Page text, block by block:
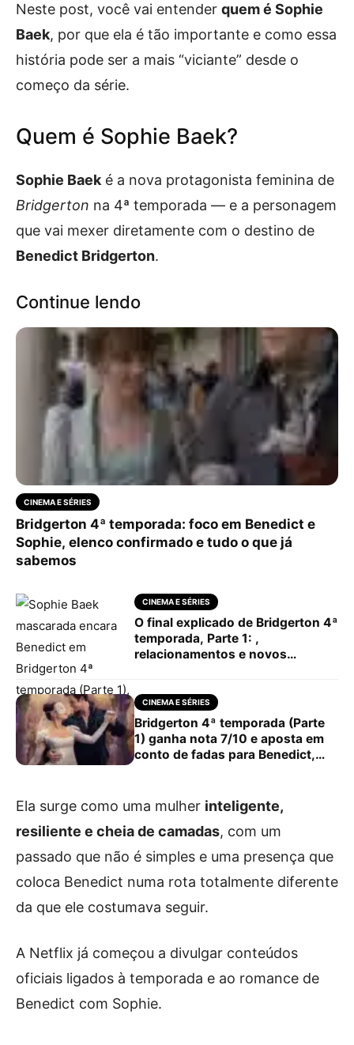
Neste post, você vai entender quem é Sophie
Baek, por que ela é tão importante e como essa
história pode ser a mais “viciante” desde o
começo da série.
Quem é Sophie Baek?
Sophie Baek é a nova protagonista feminina de
Bridgerton na 4ª temporada — e a personagem
que vai mexer diretamente com o destino de
Benedict Bridgerton.
Continue lendo
CINEMA E SÉRIES
Bridgerton 4ª temporada: foco em Benedict e
Sophie, elenco confirmado e tudo o que já
sabemos
CINEMA E SÉRIES
O final explicado de Bridgerton 4ª
temporada, Parte 1: ,
relacionamentos e novos
CINEMA E SÉRIES
Bridgerton 4ª temporada (Parte
1) ganha nota 7/10 e aposta em
conto de fadas para Benedict,
Ela surge como uma mulher inteligente,
resiliente e cheia de camadas, com um
passado que não é simples e uma presença que
coloca Benedict numa rota totalmente diferente
da que ele costumava seguir.
A Netflix já começou a divulgar conteúdos
oficiais ligados à temporada e ao romance de
Benedict com Sophie.